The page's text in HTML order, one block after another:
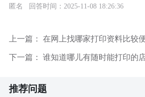
匿名 回答时间：2025-11-08 18:26:36
上一篇： 在网上找哪家打印资料比较
下一篇： 谁知道哪儿有随时能打印的
推荐问题